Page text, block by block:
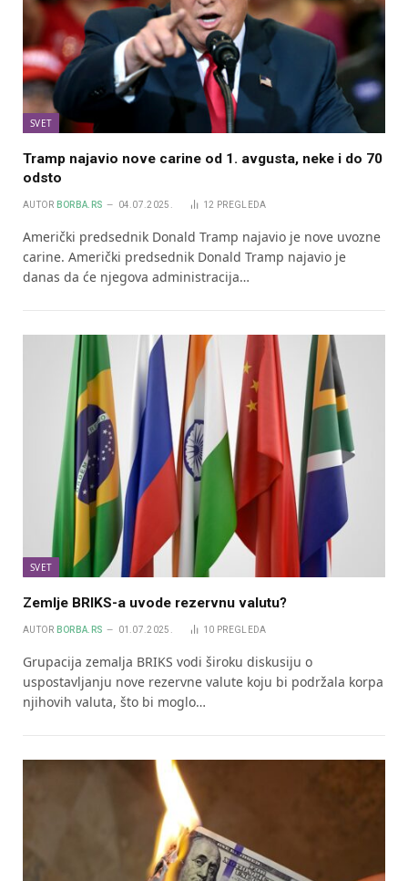
SVET
Tramp najavio nove carine od 1. avgusta, neke i do 70
odsto
AUTOR BORBA.RS 04.07.2025. 12 PREGLEDA
Američki predsednik Donald Tramp najavio je nove uvozne
carine. Američki predsednik Donald Tramp najavio je
danas da će njegova administracija…
SVET
Zemlje BRIKS-a uvode rezervnu valutu?
AUTOR BORBA.RS 01.07.2025. 10 PREGLEDA
Grupacija zemalja BRIKS vodi široku diskusiju o
uspostavljanju nove rezervne valute koju bi podržala korpa
njihovih valuta, što bi moglo…